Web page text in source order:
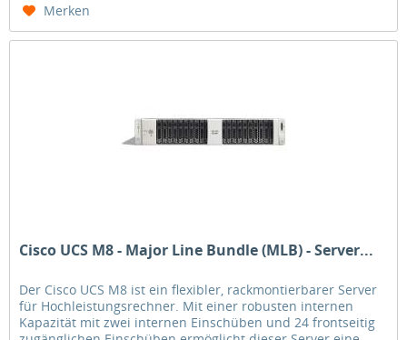
Merken
Cisco UCS M8 - Major Line Bundle (MLB) - Server...
Der Cisco UCS M8 ist ein flexibler, rackmontierbarer Server
für Hochleistungsrechner. Mit einer robusten internen
Kapazität mit zwei internen Einschüben und 24 frontseitig